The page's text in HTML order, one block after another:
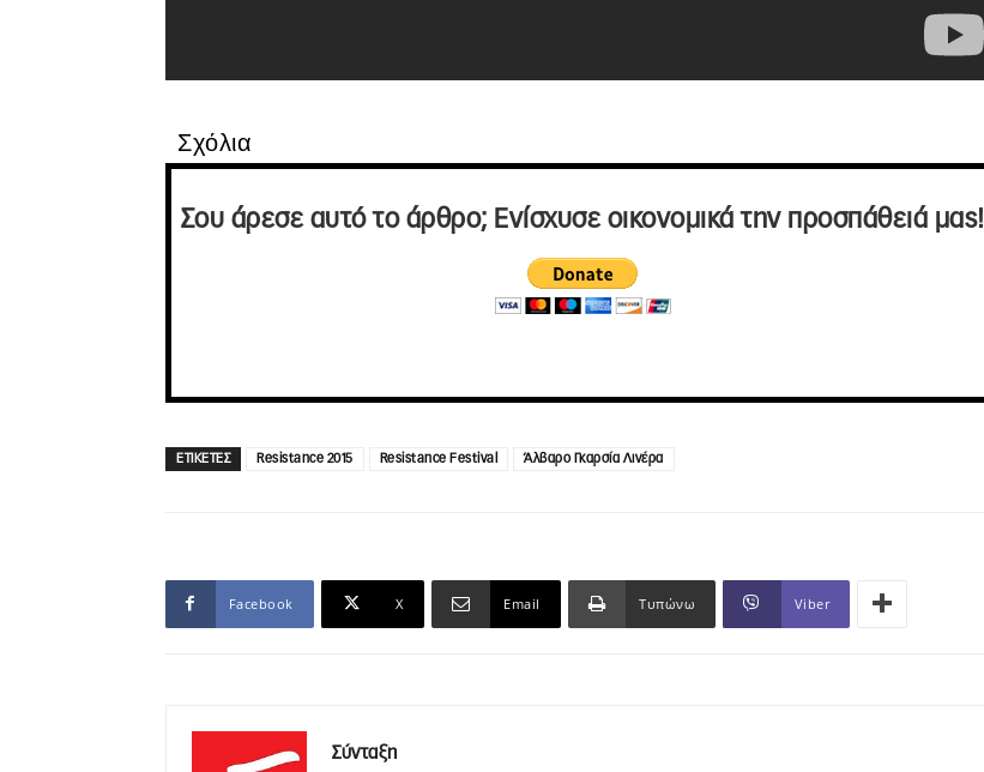
Σχόλια
Σου άρεσε αυτό το άρθρο; Ενίσχυσε οικονομικά την προσπάθειά μας!
ΕΤΙΚΕΤΕΣ Resistance 2015 Resistance Festival Άλβαρο Γκαρσία Λινέρα
Facebook X Email Τυπώνω Viber
Σύνταξη